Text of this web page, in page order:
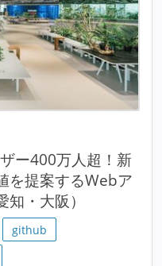
ー400万人超！新
を提案するWebア
・大阪）
github